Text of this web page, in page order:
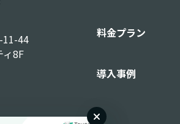
料金プラン
導入事例
11-44
ィ8F